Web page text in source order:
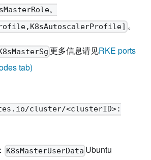
。
。
更多信息请见RKE ports
tab)
cluster/<clusterID>:
K8sMasterUserData Ubuntu